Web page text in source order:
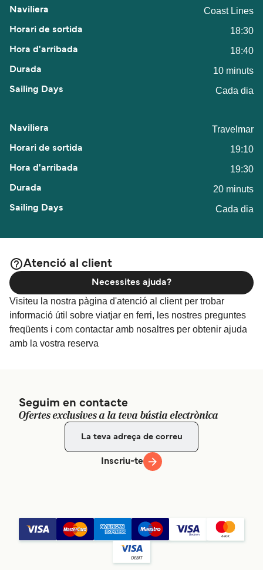
Coast Lines
18:30
18:40
10 minuts
Cada dia
Travelmar
19:10
19:30
20 minuts
Cada dia
Atenció al client
Visiteu la nostra pàgina d'atenció al client per trobar
informació útil sobre viatjar en ferri, les nostres preguntes
freqüents i com contactar amb nosaltres per obtenir ajuda
amb la vostra reserva
Necessites ajuda?
Seguim en contacte
Ofertes exclusives a la teva bústia electrònica
Inscriu-te